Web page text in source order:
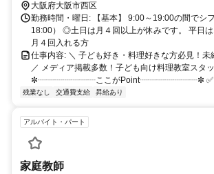
大阪府大阪市西区
勤務時間・曜日: 【基本】 9:00～19:00の間でシ
18:00） ◎土日は月４回以上が休みです。 平日
月４回入れる方
仕事内容: ＼ 子ども好き・料理好きな方必見！未
／ メディア掲載多数！子ども向け料理教室スタ
✼┈┈┈┈┈┈┈ここがPoint┈┈┈┈┈┈┈✼ ✅メ
残業なし 交通費支給 昇給あり
アルバイト・パート
家庭教師